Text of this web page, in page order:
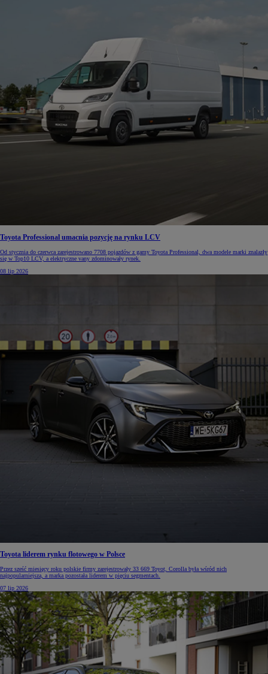
Toyota Professional umacnia pozycję na rynku LCV
Od stycznia do czerwca zarejestrowano 7708 pojazdów z gamy Toyota Professional, dwa modele marki znalazły
się w Top10 LCV, a elektryczne vany zdominowały rynek.
08 lip 2026
Toyota liderem rynku flotowego w Polsce
Przez sześć miesięcy roku polskie firmy zarejestrowały 33 669 Toyot, Corolla była wśród nich
najpopularniejsza, a marka pozostała liderem w pięciu segmentach.
07 lip 2026